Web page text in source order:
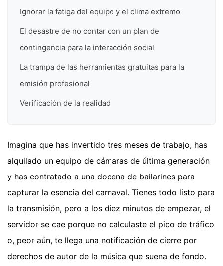
Ignorar la fatiga del equipo y el clima extremo
El desastre de no contar con un plan de
contingencia para la interacción social
La trampa de las herramientas gratuitas para la
emisión profesional
Verificación de la realidad
Imagina que has invertido tres meses de trabajo, has
alquilado un equipo de cámaras de última generación
y has contratado a una docena de bailarines para
capturar la esencia del carnaval. Tienes todo listo para
la transmisión, pero a los diez minutos de empezar, el
servidor se cae porque no calculaste el pico de tráfico
o, peor aún, te llega una notificación de cierre por
derechos de autor de la música que suena de fondo.